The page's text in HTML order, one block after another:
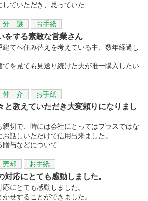
していただき、思っていた…
分 譲 お手紙
をする素敵な営業さん
てへ住み替えを考えている中、数年経過し
てを見ても見送り続けた夫が唯一購入したい
仲 介 お手紙
と教えていただき大変頼りになりまし
切で、時には会社にとってはプラスではな
話しいただけて信用出来ました。
贈与などについて…
売却 お手紙
対応にとても感動しました。
にとても感動しました。
せすることができました。